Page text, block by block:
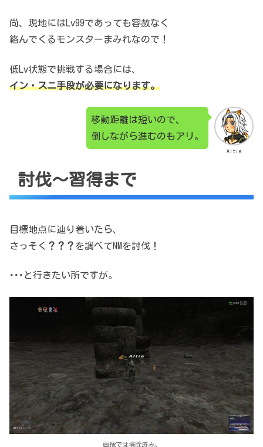
尚、現地にはLv99であっても容赦なく
絡んでくるモンスターまみれなので！
低Lv状態で挑戦する場合には、
イン・スニ手段が必要になります。
Altie
移動距離は短いので、
倒しながら進むのもアリ。
討伐～習得まで
目標地点に辿り着いたら、
さっそく ？？？ を調べてNMを討伐！
･･･と行きたい所ですが。
画像では掃除済み。